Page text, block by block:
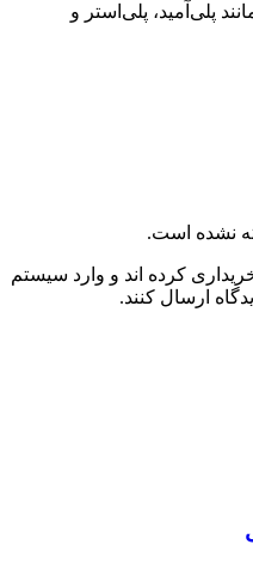
پلی‌آمید، پلی‌استر و
نشده است.
کرده اند و وارد سیستم
ارسال کنند.